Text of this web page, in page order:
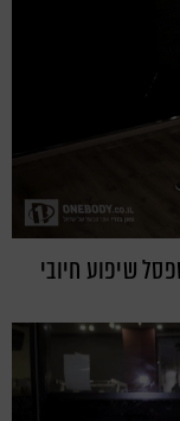
שיפוע חיובי